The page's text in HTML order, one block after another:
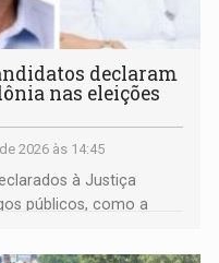
declaram
nas eleições
2026 às 14:45
à Justiça
públicos, como a
Magna dos Anjos